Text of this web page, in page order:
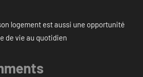
logement est aussi une opportunité
de vie au quotidien